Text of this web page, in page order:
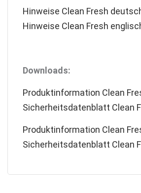
Hinweise Clean Fresh
Hinweise Clean Fresh
Downloads:
Produktinformation Clean
Sicherheitsdatenblatt Clean
Produktinformation Clean
Sicherheitsdatenblatt Clean